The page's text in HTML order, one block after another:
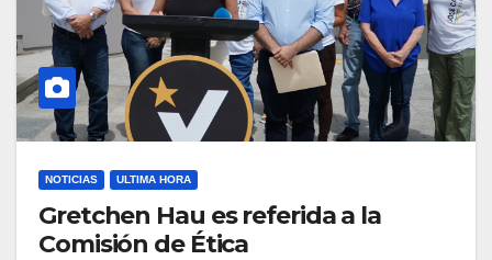
NOTICIAS ULTIMA HORA
Gretchen Hau es referida a la
Comisión de Ética